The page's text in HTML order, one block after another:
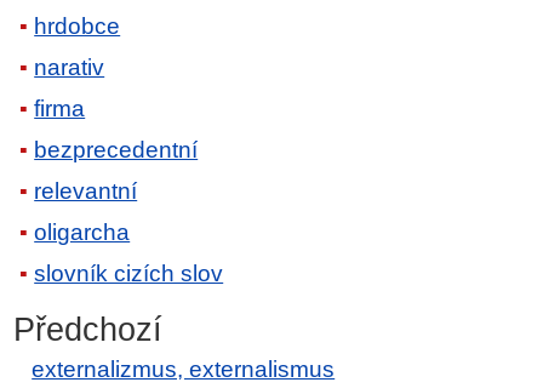
hrdobce
narativ
firma
bezprecedentní
relevantní
oligarcha
slovník cizích slov
Předchozí
externalizmus, externalismus